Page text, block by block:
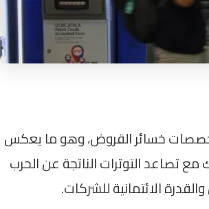
خسائر القروض، وهو ما يعكس
مع تصاعد التوترات الناتجة عن الحرب
الائتمانية للشركات.